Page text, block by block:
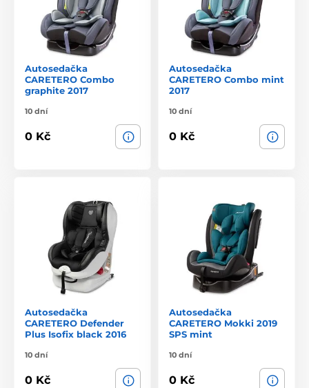
Autosedačka
CARETERO Combo
graphite 2017
10 dní
0 Kč
Autosedačka
CARETERO Combo mint
2017
10 dní
0 Kč
Autosedačka
CARETERO Defender
Plus Isofix black 2016
10 dní
0 Kč
Autosedačka
CARETERO Mokki 2019
SPS mint
10 dní
0 Kč